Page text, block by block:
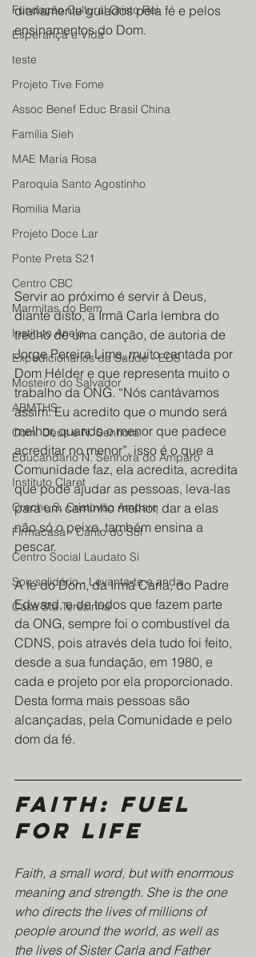
Fundação Cultural Cristo Rei
Esperança e Vida
teste
Projeto Tive Fome
Assoc Benef Educ Brasil China
Família Sieh
MAE Maria Rosa
Paroquia Santo Agostinho
Romilia Maria
Projeto Doce Lar
Ponte Preta S21
Centro CBC
Marmitas do Bem
Instituto Anelo
Expedicionários da Saúde - EDS
Mosteiro do Salvador
ABMTHS
Com. Deus e N. Senhora
Educandário N. Senhora do Amparo
Instituto Claret
Creche S. Cristovão Amparo
Firmacasa - Canto do Sol
Centro Social Laudato Si
Sou solidário - Levanta-te e anda
Casa Sta Terezinha
diariamente guiados pela fé e pelos
ensinamentos do Dom.
Servir ao próximo é servir à Deus,
diante disto, a Irmã Carla lembra do
trecho de uma canção, de autoria de
Jorge Pereira Lima, muito cantada por
Dom Hélder e que representa muito o
trabalho da ONG. “Nós cantávamos
assim: Eu acredito que o mundo será
melhor, quando o menor que padece
acreditar no menor”, isso é o que a
Comunidade faz, ela acredita, acredita
que pode ajudar as pessoas, leva-las
para um caminho melhor, dar a elas
não só o peixe, também ensina a
pescar.
A fé do Dom, da Irmã Carla, do Padre
Edward, e de todos que fazem parte
da ONG, sempre foi o combustível da
CDNS, pois através dela tudo foi feito,
desde a sua fundação, em 1980, e
cada e projeto por ela proporcionado.
Desta forma mais pessoas são
alcançadas, pela Comunidade e pelo
dom da fé.
Faith: fuel
for life
Faith, a small word, but with enormous
meaning and strength. She is the one
who directs the lives of millions of
people around the world, as well as
the lives of Sister Carla and Father